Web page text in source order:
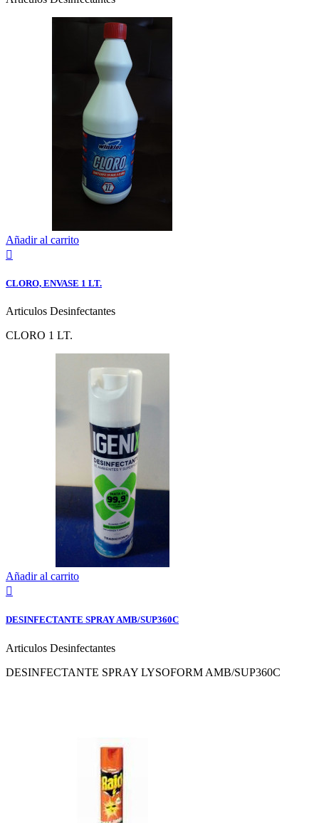
Añadir al carrito

CLORO, ENVASE 1 LT.
Articulos Desinfectantes
CLORO 1 LT.
Añadir al carrito

DESINFECTANTE SPRAY AMB/SUP360C
Articulos Desinfectantes
DESINFECTANTE SPRAY LYSOFORM AMB/SUP360C